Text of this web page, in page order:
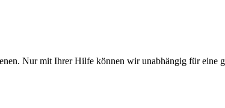
Nur mit Ihrer Hilfe können wir unabhängig für